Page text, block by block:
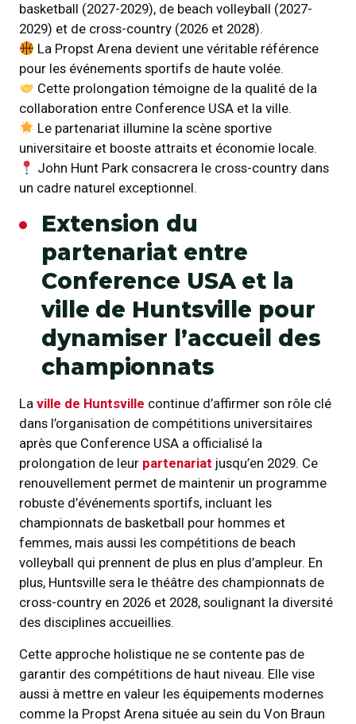
basketball (2027-2029), de beach volleyball (2027-
2029) et de cross-country (2026 et 2028).
La Propst Arena devient une véritable référence
pour les événements sportifs de haute volée.
Cette prolongation témoigne de la qualité de la
collaboration entre Conference USA et la ville.
Le partenariat illumine la scène sportive
universitaire et booste attraits et économie locale.
John Hunt Park consacrera le cross-country dans
un cadre naturel exceptionnel.
Extension du
partenariat entre
Conference USA et la
ville de Huntsville pour
dynamiser l’accueil des
championnats
La ville de Huntsville continue d’affirmer son rôle clé
dans l’organisation de compétitions universitaires
après que Conference USA a officialisé la
prolongation de leur partenariat jusqu’en 2029. Ce
renouvellement permet de maintenir un programme
robuste d’événements sportifs, incluant les
championnats de basketball pour hommes et
femmes, mais aussi les compétitions de beach
volleyball qui prennent de plus en plus d’ampleur. En
plus, Huntsville sera le théâtre des championnats de
cross-country en 2026 et 2028, soulignant la diversité
des disciplines accueillies.
Cette approche holistique ne se contente pas de
garantir des compétitions de haut niveau. Elle vise
aussi à mettre en valeur les équipements modernes
comme la Propst Arena située au sein du Von Braun